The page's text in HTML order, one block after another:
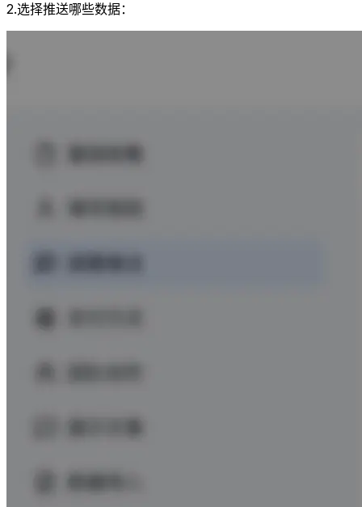
2.选择推送哪些数据：